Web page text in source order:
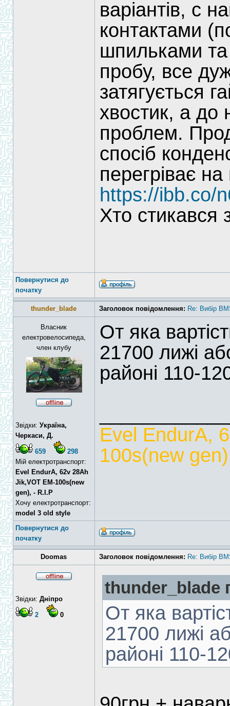
варіантів, с
контактами
шпильками та
пробу, все
затягується
хвостик, а до
проблем.
спосіб
перегріває на
https://ibb.co/
Хто
Повернутися до
початку
thunder_blade Заголовок повідомлення: Re: Вибір
Власник
електровелосипеда,
член клубу
Звідки: Україна,
Черкаси, Д.
659
298
Мій електротранспорт:
Evel EndurA, 62v 28Ah
Jik,VOT EM-100s(new
gen), - R.I.P
Хочу електротранспорт:
model 3 old style
От яка
21700 лижі
районі 110-
Evel EndurA,
100s(new
Повернутися до
початку
Doomas Заголовок повідомлення: Re: Вибір
Звідки: Дніпро
2 0
thunder_blade
От яка
21700 лижі
районі 110-